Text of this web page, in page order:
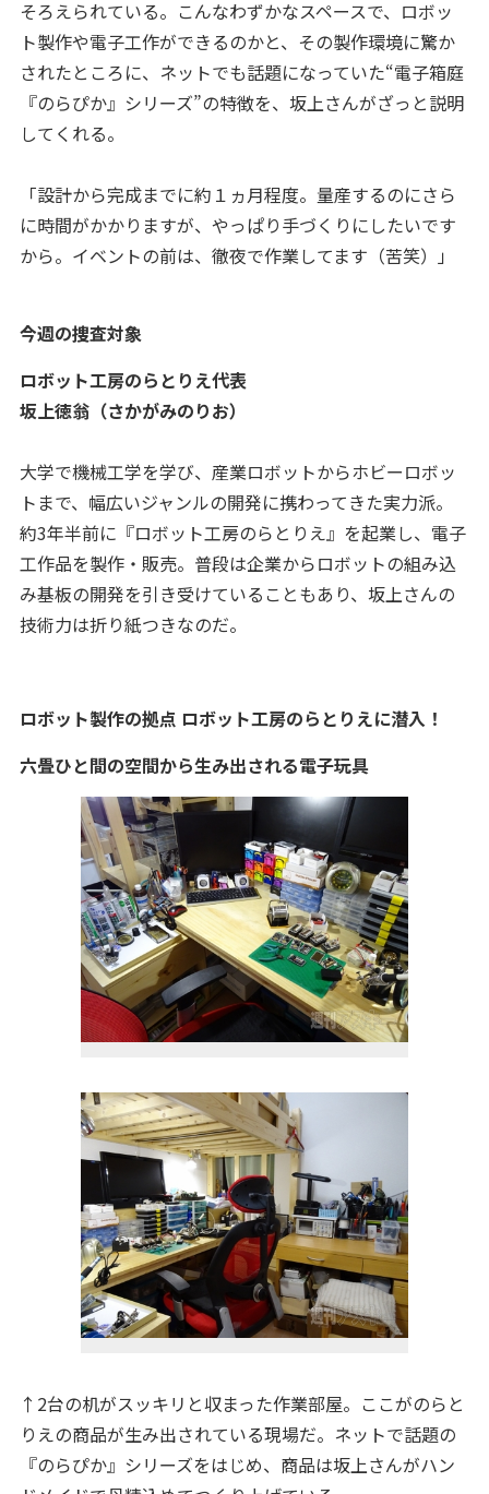
そろえられている。こんなわずかなスペースで、ロボッ
ト製作や電子工作ができるのかと、その製作環境に驚か
されたところに、ネットでも話題になっていた“電子箱庭
『のらぴか』シリーズ”の特徴を、坂上さんがざっと説明
してくれる。
「設計から完成までに約１ヵ月程度。量産するのにさら
に時間がかかりますが、やっぱり手づくりにしたいです
から。イベントの前は、徹夜で作業してます（苦笑）」
今週の捜査対象
ロボット工房のらとりえ代表
坂上徳翁（さかがみのりお）
大学で機械工学を学び、産業ロボットからホビーロボッ
トまで、幅広いジャンルの開発に携わってきた実力派。
約3年半前に『ロボット工房のらとりえ』を起業し、電子
工作品を製作・販売。普段は企業からロボットの組み込
み基板の開発を引き受けていることもあり、坂上さんの
技術力は折り紙つきなのだ。
ロボット製作の拠点 ロボット工房のらとりえに潜入！
六畳ひと間の空間から生み出される電子玩具
↑2台の机がスッキリと収まった作業部屋。ここがのらと
りえの商品が生み出されている現場だ。ネットで話題の
『のらぴか』シリーズをはじめ、商品は坂上さんがハン